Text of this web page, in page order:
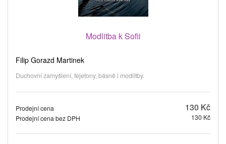
Modlitba k Sofii
Filip Gorazd Martinek
Duchovní zamyšlení, fejetony, básně i modlitby.
Prodejní cena 130 Kč
Prodejní cena bez DPH 130 Kč